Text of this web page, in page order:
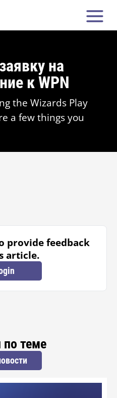
на
к WPN
the Wizards Play
a few things you
provide feedback
article.
по теме